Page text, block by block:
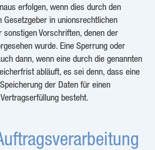
erfolgen, wenn dies durch den
in unionsrechtlichen
sonstigen Vorschriften, denen der
wurde. Eine Sperrung oder
dann, wenn eine durch die genannten
abläuft, es sei denn, dass eine
der Daten für einen
besteht.